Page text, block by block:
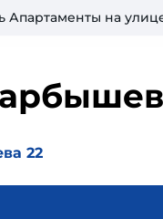
Апартаменты на
22